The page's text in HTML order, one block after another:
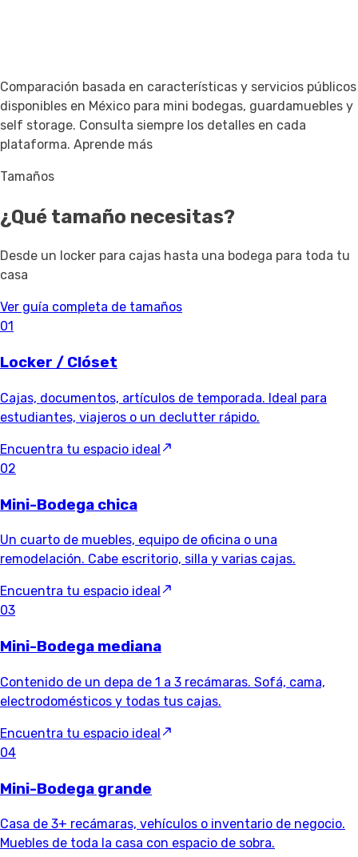
Comparación basada en características y servicios públicos
disponibles en México para mini bodegas, guardamuebles y
self storage. Consulta siempre los detalles en cada
plataforma. Aprende más
Tamaños
¿Qué tamaño necesitas?
Desde un locker para cajas hasta una bodega para toda tu
casa
Ver guía completa de tamaños
01
Locker / Clóset
Cajas, documentos, artículos de temporada. Ideal para
estudiantes, viajeros o un declutter rápido.
Encuentra tu espacio ideal
02
Mini-Bodega chica
Un cuarto de muebles, equipo de oficina o una
remodelación. Cabe escritorio, silla y varias cajas.
Encuentra tu espacio ideal
03
Mini-Bodega mediana
Contenido de un depa de 1 a 3 recámaras. Sofá, cama,
electrodomésticos y todas tus cajas.
Encuentra tu espacio ideal
04
Mini-Bodega grande
Casa de 3+ recámaras, vehículos o inventario de negocio.
Muebles de toda la casa con espacio de sobra.